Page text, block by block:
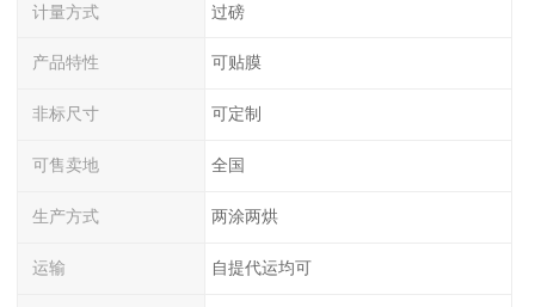
计量方式 过磅
产品特性 可贴膜
非标尺寸 可定制
可售卖地 全国
生产方式 两涂两烘
运输 自提代运均可